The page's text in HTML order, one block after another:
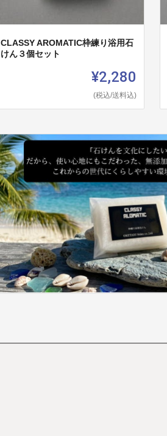
CLASSY AROMATIC枠練り浴用石
けん３個セット
¥2,280
(税込/送料込)